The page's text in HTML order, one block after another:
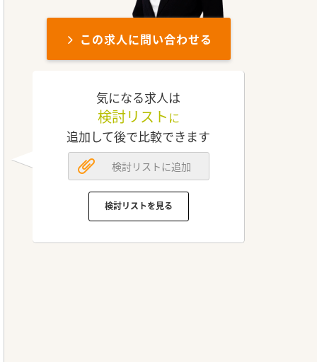
この求人に問い合わせる
気になる求人は
検討リスト に
追加して後で比較できます
検討リストに追加
検討リストを見る